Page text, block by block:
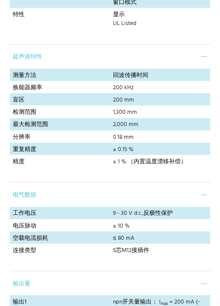
窗口模式
特性
显示
UL Listed
超声波特性
测量方法
回波传播时间
换能器频率
200 kHz
盲区
200 mm
检测范围
1,300 mm
最大检测范围
2,000 mm
分辨率
0.18 mm
重复精度
± 0.15 %
精度
± 1 % （内置温度漂移补偿）
电气数据
工作电压
9 - 30 V d.c.,反极性保护
电压脉动
± 10 %
空载电流损耗
≤ 80 mA
连接类型
5芯M12接插件
输出量
输出1
npn开关量输出： Imax = 200 mA (-